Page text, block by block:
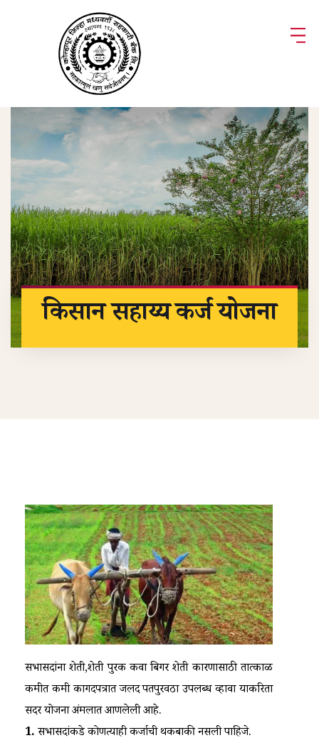
किसान सहाय्य कर्ज योजना
सभासदांना शेती,शेती पुरक किंवा बिगर शेती कारणासाठी तात्काळ
कमीत कमी कागदपत्रात जलद पतपुरवठा उपलब्ध व्हावा याकरिता
सदर योजना अंमलात आणलेली आहे.
1.सभासदांकडे कोणत्याही कर्जाची थकबाकी नसली पाहिजे.